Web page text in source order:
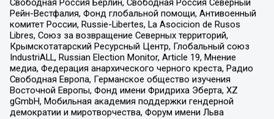
Свободная Россия Берлин, Свободная Россия Северный
Рейн-Вестфалия, Фонд глобальной помощи, Антивоенный
комитет России, Russie-Libertes, La Asocicion de Rusos
Libres, Союз за возвращение Северных территорий,
Крымскотатарский Ресурсный Центр, Глобальный союз
IndustriALL, Russian Election Monitor, Article 19, Мнение
медиа, Федерация анархического черного креста, Радио
Свободная Европа, Германское общество изучения
Восточной Европы, Фонд имени Фридриха Эберта, XZ
gGmbH, Мобильная академия поддержки гендерной
демократии и миротворчества, Форум имени Льва